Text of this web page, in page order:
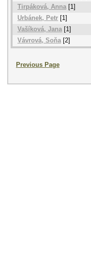
Tirpáková, Anna [1]
Urbánek, Petr [1]
Vašíková, Jana [1]
Vávrová, Soňa[2]
Previous Page